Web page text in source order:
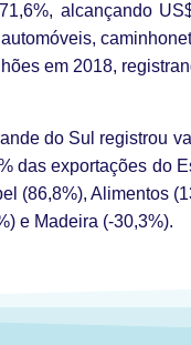
alcançando
em 2018,
do Sul registrou
das exportações do
(86,8%), Alimentos
e Madeira (-30,3%).